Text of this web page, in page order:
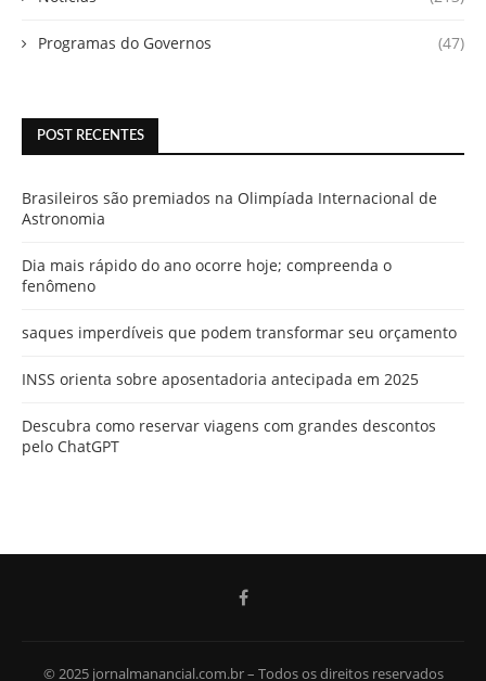
Programas do Governos (47)
POST RECENTES
Brasileiros são premiados na Olimpíada Internacional de
Astronomia
Dia mais rápido do ano ocorre hoje; compreenda o
fenômeno
saques imperdíveis que podem transformar seu orçamento
INSS orienta sobre aposentadoria antecipada em 2025
Descubra como reservar viagens com grandes descontos
pelo ChatGPT
© 2025 jornalmanancial.com.br – Todos os direitos reservados